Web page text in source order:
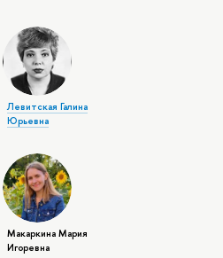
Левитская Галина
Юрьевна
Макаркина Мария
Игоревна